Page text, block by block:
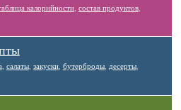
калорийности, состав продуктов,
салаты, закуски, бутерброды, десерты,